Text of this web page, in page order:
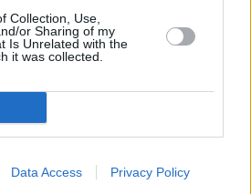
Collection, Use,
or Sharing of my
Is Unrelated with the
it was collected.
Data Access Privacy Policy